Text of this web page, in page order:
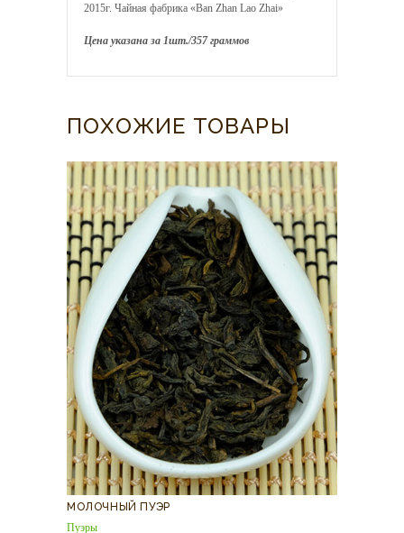
2015г. Чайная фабрика «Ban Zhan Lao Zhai»
Цена указана за 1шт./357 граммов
ПОХОЖИЕ ТОВАРЫ
МОЛОЧНЫЙ ПУЭР
Пуэры